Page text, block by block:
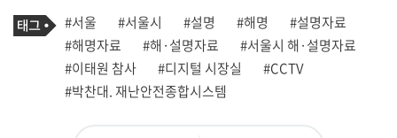
기
사
관
련
태
그
태
그
#서울 #서울시 #설명 #해명
#설명자료
#해명자료
#해·설명자료
#서울시 해·설명자료
#이태원 참사
#디지털 시장실
#CCTV
#박찬대. 재난안전종합시스템